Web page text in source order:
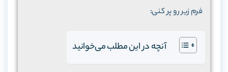
فرم زیر رو پر کنی:
آنچه در این مطلب می‌خوانید